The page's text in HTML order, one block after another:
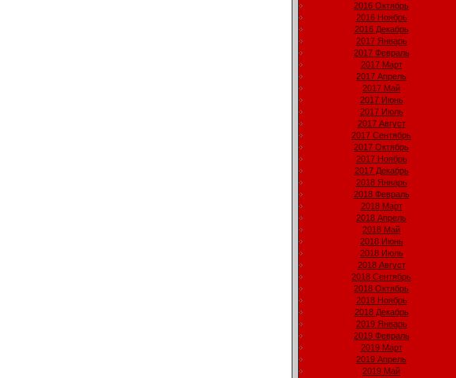
2016 Октябрь
2016 Ноябрь
2016 Декабрь
2017 Январь
2017 Февраль
2017 Март
2017 Апрель
2017 Май
2017 Июнь
2017 Июль
2017 Август
2017 Сентябрь
2017 Октябрь
2017 Ноябрь
2017 Декабрь
2018 Январь
2018 Февраль
2018 Март
2018 Апрель
2018 Май
2018 Июнь
2018 Июль
2018 Август
2018 Сентябрь
2018 Октябрь
2018 Ноябрь
2018 Декабрь
2019 Январь
2019 Февраль
2019 Март
2019 Апрель
2019 Май